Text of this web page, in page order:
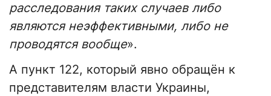
расследования таких случаев либо
являются неэффективными, либо не
проводятся вообще».
А пункт 122, который явно обращён к
представителям власти Украины,